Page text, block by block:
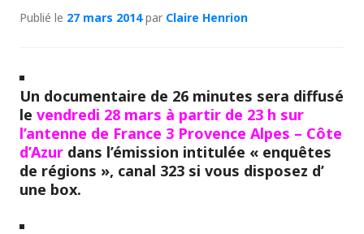
Publié le 27 mars 2014par Claire Henrion
Un documentaire de 26 minutes sera diffusé
le vendredi 28 mars à partir de 23 h sur
l’antenne de France 3 Provence Alpes – Côte
d’Azur dans l’émission intitulée « enquêtes
de régions », canal 323 si vous disposez d’
une box.